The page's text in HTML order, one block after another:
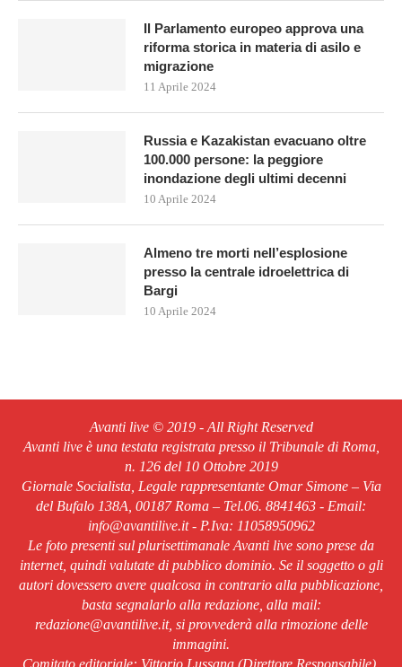
Il Parlamento europeo approva una
riforma storica in materia di asilo e
migrazione
11 Aprile 2024
Russia e Kazakistan evacuano oltre
100.000 persone: la peggiore
inondazione degli ultimi decenni
10 Aprile 2024
Almeno tre morti nell’esplosione
presso la centrale idroelettrica di
Bargi
10 Aprile 2024
Avanti live © 2019 - All Right Reserved
Avanti live è una testata registrata presso il Tribunale di Roma,
n. 126 del 10 Ottobre 2019
Giornale Socialista, Legale rappresentante Omar Simone – Via
del Bufalo 138A, 00187 Roma – Tel.06. 8841463 - Email:
info@avantilive.it - P.Iva: 11058950962
Le foto presenti sul plurisettimanale Avanti live sono prese da
internet, quindi valutate di pubblico dominio. Se il soggetto o gli
autori dovessero avere qualcosa in contrario alla pubblicazione,
basta segnalarlo alla redazione, alla mail:
redazione@avantilive.it, si provvederà alla rimozione delle
immagini.